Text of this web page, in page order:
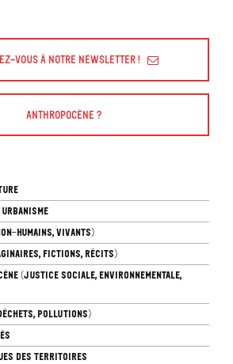
vous à Notre Newsletter !
Anthropocène ?
HUMAINS, VIVANTS)
FICTIONS, RÉCITS)
(JUSTICE SOCIALE, ENVIRONNEMENTALE,
POLLUTIONS)
DES TERRITOIRES